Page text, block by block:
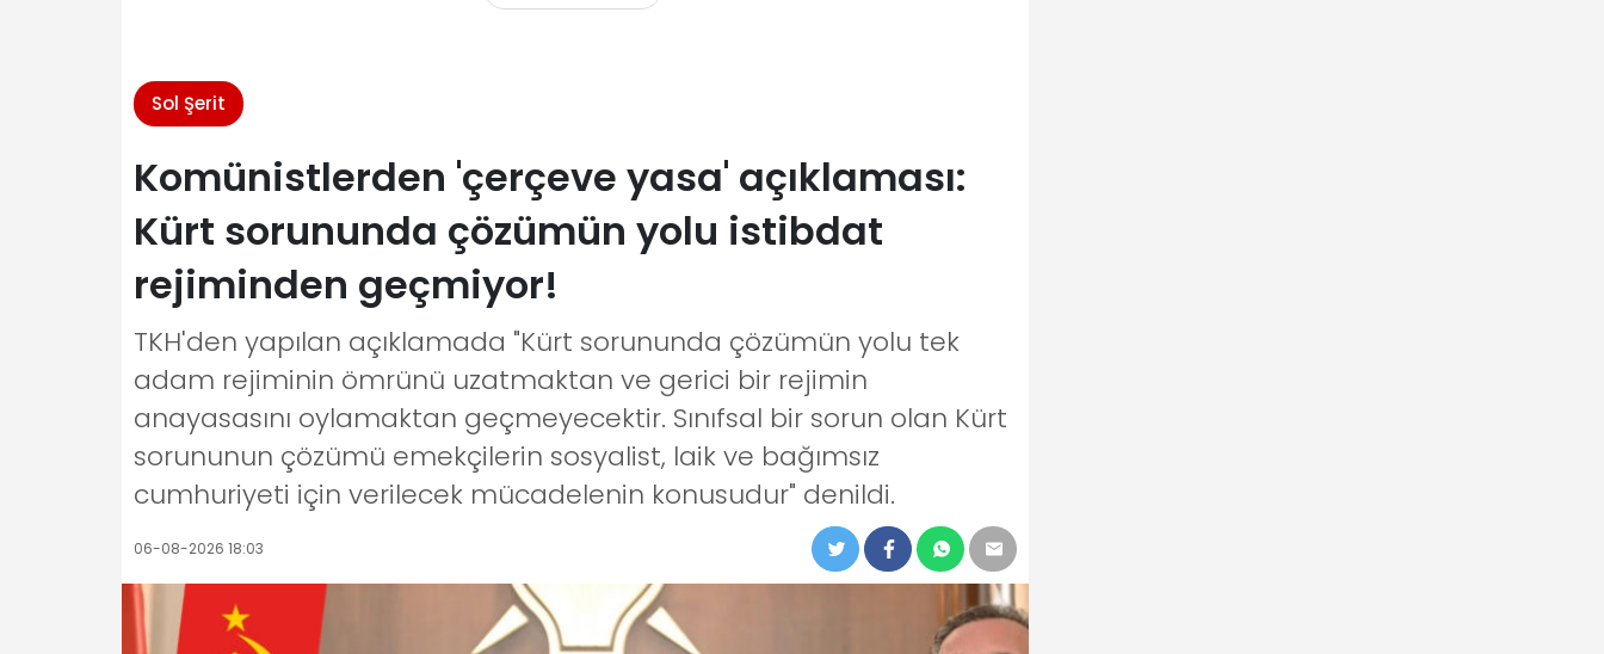
Sol Şerit
Komünistlerden 'çerçeve yasa' açıklaması:
Kürt sorununda çözümün yolu istibdat
rejiminden geçmiyor!
TKH'den yapılan açıklamada "Kürt sorununda çözümün yolu tek
adam rejiminin ömrünü uzatmaktan ve gerici bir rejimin
anayasasını oylamaktan geçmeyecektir. Sınıfsal bir sorun olan Kürt
sorununun çözümü emekçilerin sosyalist, laik ve bağımsız
cumhuriyeti için verilecek mücadelenin konusudur" denildi.
06-08-2026 18:03